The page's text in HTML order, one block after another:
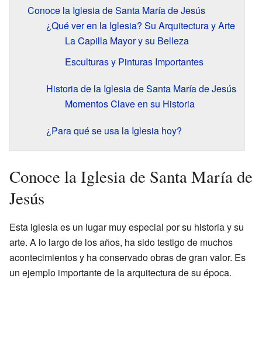
Conoce la Iglesia de Santa María de Jesús
¿Qué ver en la Iglesia? Su Arquitectura y Arte
La Capilla Mayor y su Belleza
Esculturas y Pinturas Importantes
Historia de la Iglesia de Santa María de Jesús
Momentos Clave en su Historia
¿Para qué se usa la Iglesia hoy?
Conoce la Iglesia de Santa María de
Jesús
Esta iglesia es un lugar muy especial por su historia y su
arte. A lo largo de los años, ha sido testigo de muchos
acontecimientos y ha conservado obras de gran valor. Es
un ejemplo importante de la arquitectura de su época.